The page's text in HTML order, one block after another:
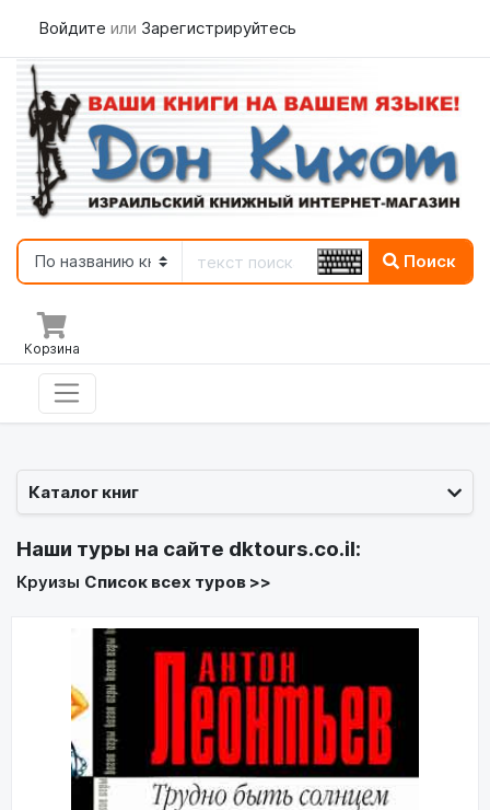
Войдите или Зарегистрируйтесь
Поиск
Корзина
Каталог книг
Наши туры на сайте dktours.co.il:
Круизы Список всех туров >>